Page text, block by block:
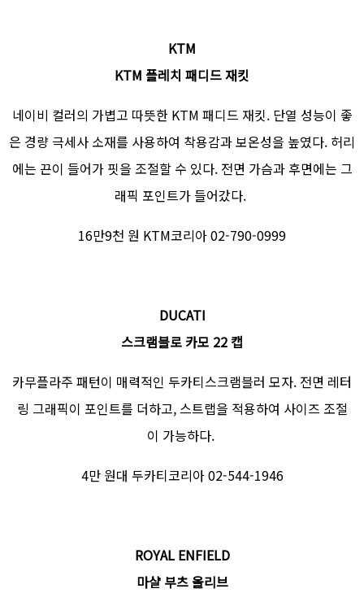
KTM
KTM 플레치 패디드 재킷
네이비 컬러의 가볍고 따뜻한 KTM 패디드 재킷. 단열 성능이 좋
은 경량 극세사 소재를 사용하여 착용감과 보온성을 높였다. 허리
에는 끈이 들어가 핏을 조절할 수 있다. 전면 가슴과 후면에는 그
래픽 포인트가 들어갔다.
16만9천 원 KTM코리아 02-790-0999
DUCATI
스크램블로 카모 22 캡
카무플라주 패턴이 매력적인 두카티스크램블러 모자. 전면 레터
링 그래픽이 포인트를 더하고, 스트랩을 적용하여 사이즈 조절
이 가능하다.
4만 원대 두카티코리아 02-544-1946
ROYAL ENFIELD
마샬 부츠 올리브